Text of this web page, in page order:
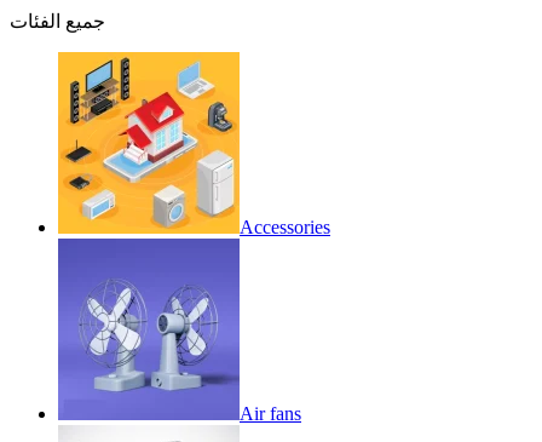
جميع الفئات
Accessories
Air fans